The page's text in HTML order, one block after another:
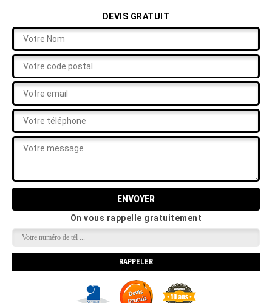
DEVIS GRATUIT
On vous rappelle gratuitement